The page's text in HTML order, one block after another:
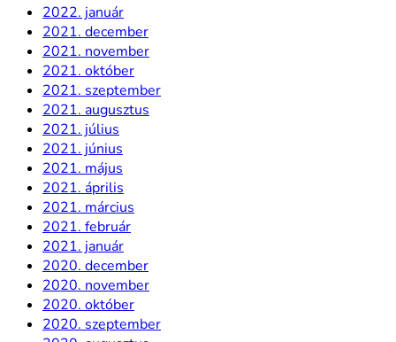
2022. január
2021. december
2021. november
2021. október
2021. szeptember
2021. augusztus
2021. július
2021. június
2021. május
2021. április
2021. március
2021. február
2021. január
2020. december
2020. november
2020. október
2020. szeptember